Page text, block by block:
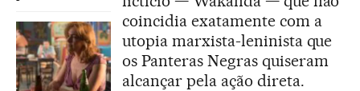
coincidia exatamente com a
utopia marxista-leninista que
os Panteras Negras quiseram
alcançar pela ação direta.